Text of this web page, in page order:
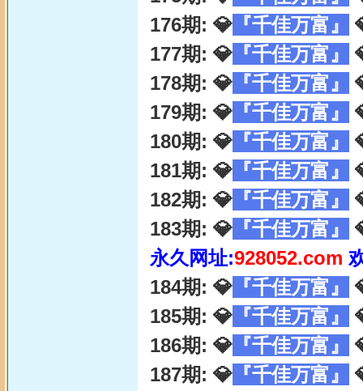
176期: 💎 『千佳万富』
177期: 💎 『千佳万富』
178期: 💎 『千佳万富』
179期: 💎 『千佳万富』
180期: 💎 『千佳万富』
181期: 💎 『千佳万富』
182期: 💎 『千佳万富』
183期: 💎 『千佳万富』
永久网址:928052.com
184期: 💎 『千佳万富』
185期: 💎 『千佳万富』
186期: 💎 『千佳万富』
187期: 💎 『千佳万富』